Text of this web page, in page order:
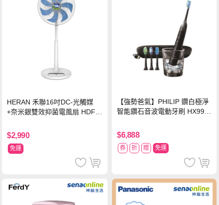
HERAN 禾聯16吋DC-光觸媒
+奈米銀雙效抑菌電風扇 HDF-1
$2,990
免運
【強勢爸氣】PHILIP 鑽白極淨
智能鑽石音波電動牙刷 HX992
$6,888
券 折 贈 免運